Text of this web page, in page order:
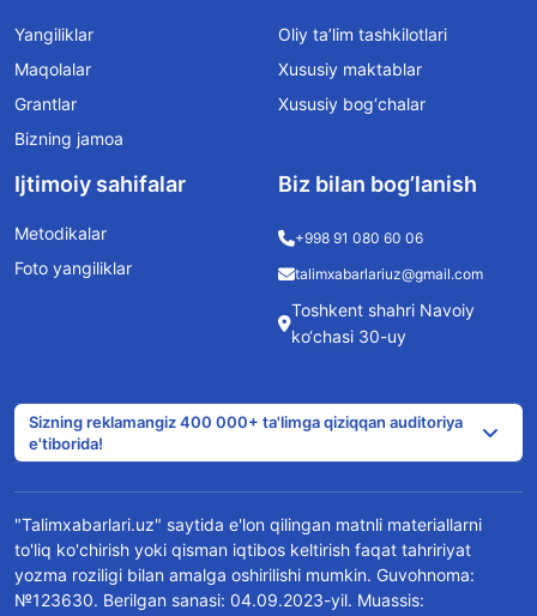
Yangiliklar
Maqolalar
Grantlar
Bizning jamoa
Oliy ta’lim tashkilotlari
Xususiy maktablar
Xususiy bog‘chalar
Ijtimoiy sahifalar
Metodikalar
Foto yangiliklar
Biz bilan bog’lanish
+998 91 080 60 06
talimxabarlariuz@gmail.com
Toshkent shahri Navoiy
ko‘chasi 30-uy
Sizning reklamangiz 400 000+ ta'limga qiziqqan auditoriya
e'tiborida!
"Talimxabarlari.uz" saytida e'lon qilingan matnli materiallarni
to'liq ko'chirish yoki qisman iqtibos keltirish faqat tahririyat
yozma roziligi bilan amalga oshirilishi mumkin. Guvohnoma:
№123630. Berilgan sanasi: 04.09.2023-yil. Muassis: